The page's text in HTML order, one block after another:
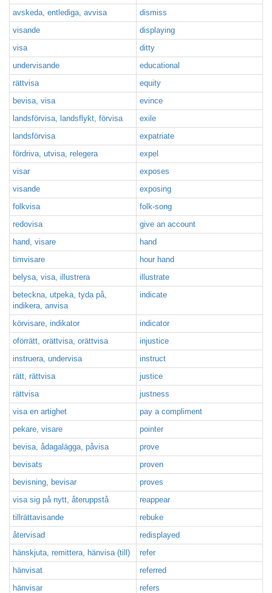
avskeda, entlediga, avvisa
dismiss
visande
displaying
visa
ditty
undervisande
educational
rättvisa
equity
bevisa, visa
evince
landsförvisa, landsflykt, förvisa
exile
landsförvisa
expatriate
fördriva, utvisa, relegera
expel
visar
exposes
visande
exposing
folkvisa
folk-song
redovisa
give an account
hand, visare
hand
timvisare
hour hand
belysa, visa, illustrera
illustrate
beteckna, utpeka, tyda på,
indikera, anvisa
indicate
körvisare, indikator
indicator
oförrätt, orättvisa, orättvisa
injustice
instruera, undervisa
instruct
rätt, rättvisa
justice
rättvisa
justness
visa en artighet
pay a compliment
pekare, visare
pointer
bevisa, ådagalägga, påvisa
prove
bevisats
proven
bevisning, bevisar
proves
visa sig på nytt, återuppstå
reappear
tillrättavisande
rebuke
återvisad
redisplayed
hänskjuta, remittera, hänvisa (till)
refer
hänvisat
referred
hänvisar
refers